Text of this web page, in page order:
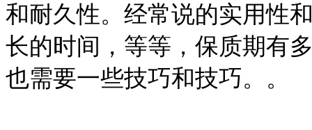
和耐久性。经常说的实用性
长的时间，等等，保质期有
也需要一些技巧和技巧。。